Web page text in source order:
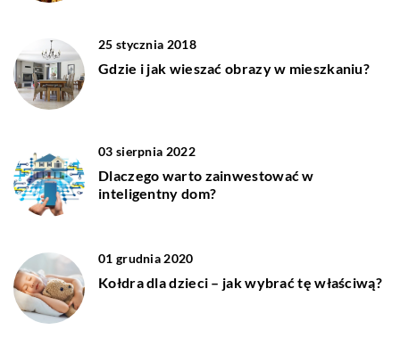
25 stycznia 2018
Gdzie i jak wieszać obrazy w mieszkaniu?
03 sierpnia 2022
Dlaczego warto zainwestować w
inteligentny dom?
01 grudnia 2020
Kołdra dla dzieci – jak wybrać tę właściwą?